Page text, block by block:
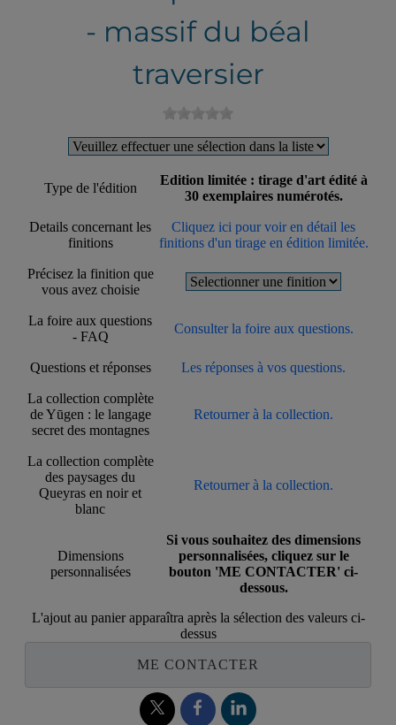
- massif du béal
traversier
Type de l'édition
Edition limitée : tirage d'art édité à
30 exemplaires numérotés.
Details concernant les
finitions
Cliquez ici pour voir en détail les
finitions d'un tirage en édition limitée.
Précisez la finition que
vous avez choisie
La foire aux questions
- FAQ
Consulter la foire aux questions.
Questions et réponses Les réponses à vos questions.
La collection complète
de Yūgen : le langage
secret des montagnes
Retourner à la collection.
La collection complète
des paysages du
Queyras en noir et
blanc
Retourner à la collection.
Dimensions
personnalisées
Si vous souhaitez des dimensions
personnalisées, cliquez sur le
bouton 'ME CONTACTER' ci-
dessous.
L'ajout au panier apparaîtra après la sélection des valeurs ci-
dessus
ME CONTACTER